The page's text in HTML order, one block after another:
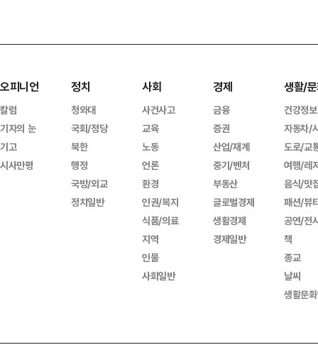
오피니언
칼럼
기자의 눈
기고
시사만평
정치
청와대
국회/정당
북한
행정
국방/외교
정치일반
사회
사건사고
교육
노동
언론
환경
인권/복지
식품/의료
지역
인물
사회일반
경제
금융
증권
산업/재계
중기/벤처
부동산
글로벌경제
생활경제
경제일반
생활/
건강정보
자동차/
도로/교
여행/레
음식/맛
패션/뷰
공연/전
책
종교
날씨
생활문